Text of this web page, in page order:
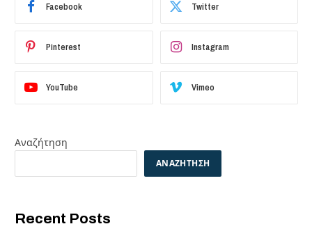
Facebook Twitter
Pinterest Instagram
YouTube Vimeo
Αναζήτηση
ΑΝΑΖΉΤΗΣΗ
Recent Posts